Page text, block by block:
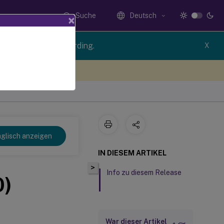
Suche Deutsch
of Session Recording. X
anzeigen
>
IN DIESEM ARTIKEL
Info zu diesem Release
War dieser Artikel
×